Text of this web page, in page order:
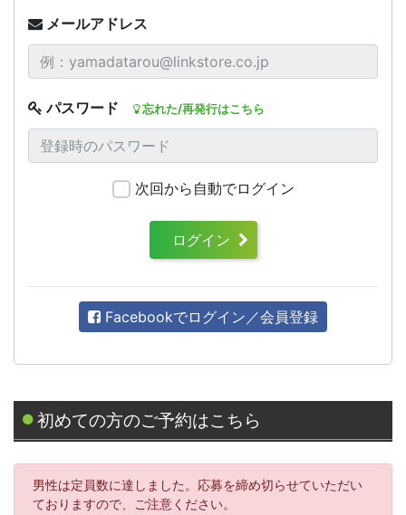
メールアドレス
パスワード 忘れた/再発行はこちら
次回から自動でログイン
ログイン
Facebookでログイン／会員登録
初めての方のご予約はこちら
男性は定員数に達しました。応募を締め切らせていただい
ておりますので、ご注意ください。